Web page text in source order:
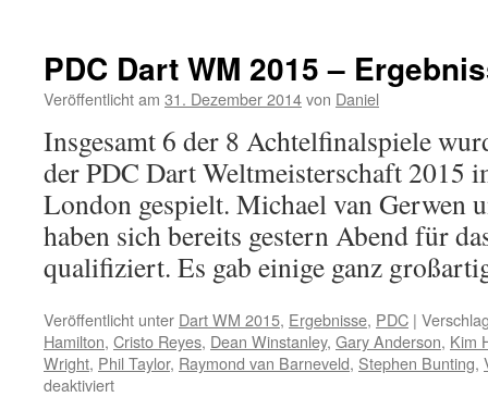
PDC Dart WM 2015 –
Veröffentlicht am 31. Dezember 2014von Daniel
Insgesamt 6 der 8 Achtelfinalspiele
der PDC Dart Weltmeisterschaft 2015
London gespielt. Michael van Gerwen
haben sich bereits gestern Abend für
qualifiziert. Es gab einige ganz
Veröffentlicht unter Dart WM 2015, Ergebnisse, PDC |
Hamilton, Cristo Reyes, Dean Winstanley, Gary Anderson, Kim
Wright, Phil Taylor, Raymond van Barneveld, Stephen Bunting,
deaktiviertfür